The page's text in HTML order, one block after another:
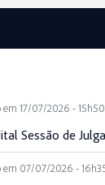
em 17/07/2026 - 15h50
Sessão de
em 07/07/2026 -